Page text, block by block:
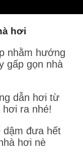
hơi
nhằm hướng
gấp gọn nhà
dẫn hơi từ
ra nhé!
dậm đưa hết
hơi nè